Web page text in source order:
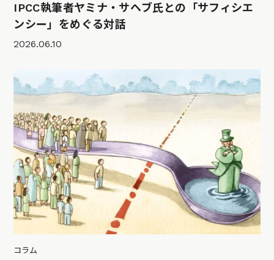
IPCC執筆者ヤミナ・サヘブ氏との「サフィシエ
ンシー」をめぐる対話
2026.06.10
コラム